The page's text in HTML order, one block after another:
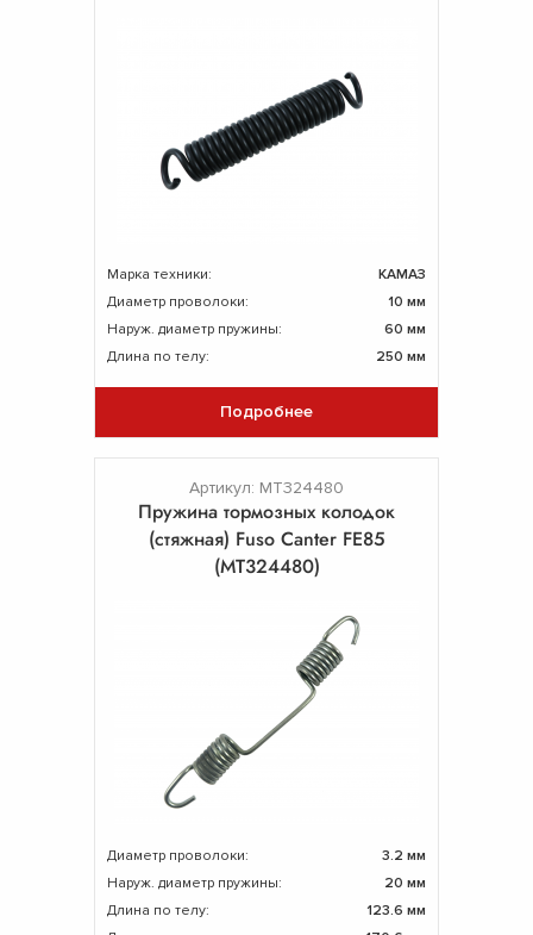
Марка техники:
КАМАЗ
Диаметр проволоки:
10 мм
Наруж. диаметр пружины:
60 мм
Длина по телу:
250 мм
Подробнее
Артикул: MT324480
Пружина тормозных колодок
(стяжная) Fuso Canter FE85
(MT324480)
Диаметр проволоки:
3.2 мм
Наруж. диаметр пружины:
20 мм
Длина по телу:
123.6 мм